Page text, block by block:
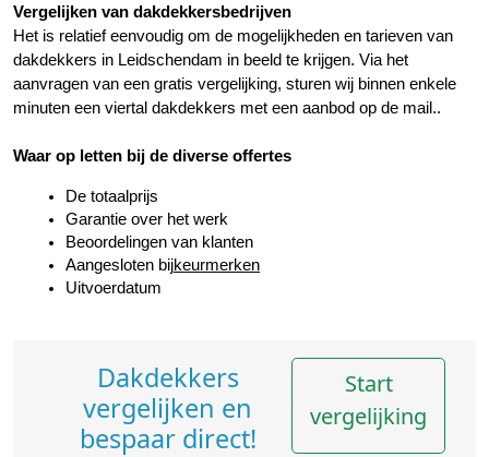
Vergelijken van dakdekkersbedrijven
Het is relatief eenvoudig om de mogelijkheden en tarieven van
dakdekkers in Leidschendam in beeld te krijgen. Via het
aanvragen van een gratis vergelijking, sturen wij binnen enkele
minuten een viertal dakdekkers met een aanbod op de mail..
Waar op letten bij de diverse offertes
De totaalprijs
Garantie over het werk
Beoordelingen van klanten
Aangesloten bijkeurmerken
Uitvoerdatum
Dakdekkers
vergelijken en
bespaar direct!
Start
vergelijking